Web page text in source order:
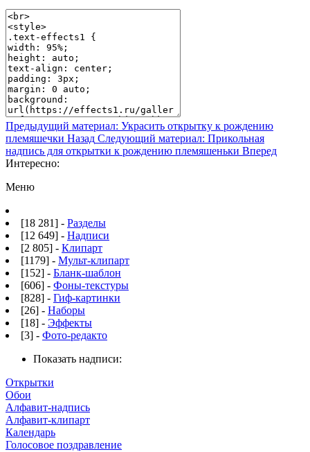
Предыдущий материал: Украсить открытку к рождению
племяшечки Назад Следующий материал: Прикольная
надпись для открытки к рождению племяшеньки Вперед
Интересно:
Меню
[18 281] - Разделы
[12 649] - Надписи
[2 805] - Клипарт
[1179] - Мульт-клипарт
[152] - Бланк-шаблон
[606] - Фоны-текстуры
[828] - Гиф-картинки
[26] - Наборы
[18] - Эффекты
[3] - Фото-редакто
Показать надписи:
Открытки
Обои
Алфавит-надпись
Алфавит-клипарт
Календарь
Голосовое поздравление